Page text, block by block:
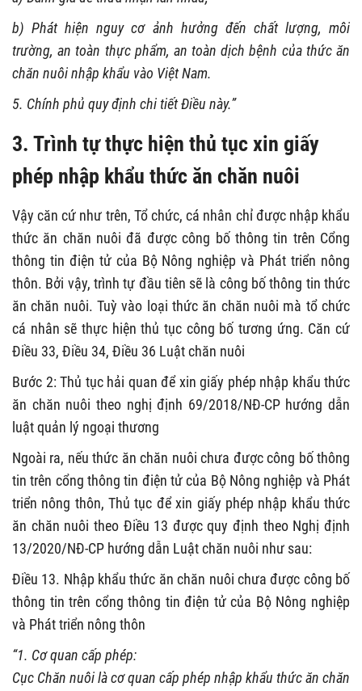
b) Phát hiện nguy cơ ảnh hưởng đến chất lượng, môi
trường, an toàn thực phẩm, an toàn dịch bệnh của thức ăn
chăn nuôi nhập khẩu vào Việt Nam.
5. Chính phủ quy định chi tiết Điều này.”
3. Trình tự thực hiện thủ tục xin giấy
phép nhập khẩu thức ăn chăn nuôi
Vậy căn cứ như trên, Tổ chức, cá nhân chỉ được nhập khẩu
thức ăn chăn nuôi đã được công bố thông tin trên Cổng
thông tin điện tử của Bộ Nông nghiệp và Phát triển nông
thôn. Bởi vậy, trình tự đầu tiên sẽ là công bố thông tin thức
ăn chăn nuôi. Tuỳ vào loại thức ăn chăn nuôi mà tổ chức
cá nhân sẽ thực hiện thủ tục công bố tương ứng. Căn cứ
Điều 33, Điều 34, Điều 36 Luật chăn nuôi
Bước 2: Thủ tục hải quan để xin giấy phép nhập khẩu thức
ăn chăn nuôi theo nghị định 69/2018/NĐ-CP hướng dẫn
luật quản lý ngoại thương
Ngoài ra, nếu thức ăn chăn nuôi chưa được công bố thông
tin trên cổng thông tin điện tử của Bộ Nông nghiệp và Phát
triển nông thôn, Thủ tục để xin giấy phép nhập khẩu thức
ăn chăn nuôi theo Điều 13 được quy định theo Nghị định
13/2020/NĐ-CP hướng dẫn Luật chăn nuôi như sau:
Điều 13. Nhập khẩu thức ăn chăn nuôi chưa được công bố
thông tin trên cổng thông tin điện tử của Bộ Nông nghiệp
và Phát triển nông thôn
“1. Cơ quan cấp phép:
Cục Chăn nuôi là cơ quan cấp phép nhập khẩu thức ăn chăn